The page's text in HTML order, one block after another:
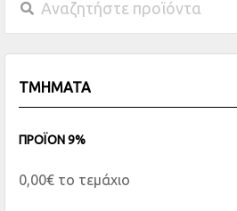
ΤΜΗΜΑΤΑ
ΠΡΟΪΟΝ 9%
0,00€ το τεμάχιο